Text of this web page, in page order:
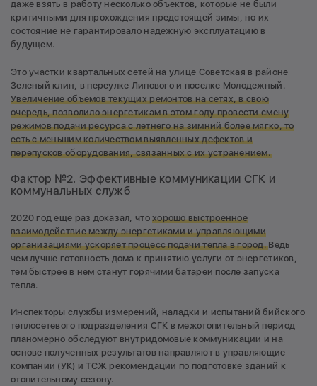
даже взять в работу несколько объектов, которые не были
критичными для прохождения предстоящей зимы, но их
состояние не гарантировало надежную эксплуатацию в
будущем.
Это участки квартальных сетей на улице Советская в районе
Зеленый клин, в переулке Липового и поселке Молодежный.
Увеличение объемов текущих ремонтов на сетях, в свою
очередь, позволило энергетикам в этом году провести смену
режимов подачи ресурса с летнего на зимний более мягко, то
есть с меньшим количеством выявленных дефектов и
перепусков оборудования, связанных с их устранением.
Фактор №2. Эффективные коммуникации СГК и
коммунальных служб
2020 год еще раз доказал, чтохорошо выстроенное
взаимодействие между энергетиками и управляющими
организациями ускоряет процесс подачи тепла в город.Ведь
чем лучше готовность дома к принятию услуги от энергетиков,
тем быстрее в нем станут горячими батареи после запуска
тепла.
Инспекторы службы измерений, наладки и испытаний бийского
теплосетевого подразделения СГК в межотопительный период
планомерно обследуют внутридомовые коммуникации и на
основе полученных результатов направляют в управляющие
компании (УК) и ТСЖ рекомендации по подготовке зданий к
отопительному сезону.